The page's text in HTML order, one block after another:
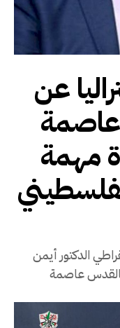
عن
عاصمة
مهمة
الدكتور أيمن
بالقدس عاصمة